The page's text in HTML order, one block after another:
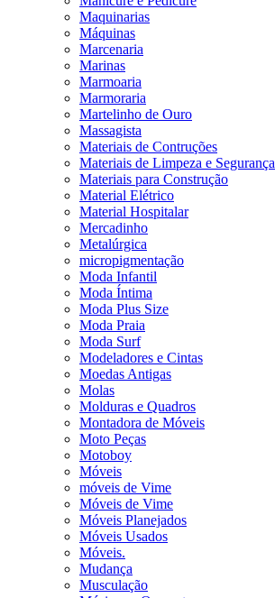
Maquinarias
Máquinas
Marcenaria
Marinas
Marmoaria
Marmoraria
Martelinho de Ouro
Massagista
Materiais de Contruções
Materiais de Limpeza e Segurança
Materiais para Construção
Material Elétrico
Material Hospitalar
Mercadinho
Metalúrgica
micropigmentação
Moda Infantil
Moda Íntima
Moda Plus Size
Moda Praia
Moda Surf
Modeladores e Cintas
Moedas Antigas
Molas
Molduras e Quadros
Montadora de Móveis
Moto Peças
Motoboy
Móveis
móveis de Vime
Móveis de Vime
Móveis Planejados
Móveis Usados
Móveis.
Mudança
Musculação